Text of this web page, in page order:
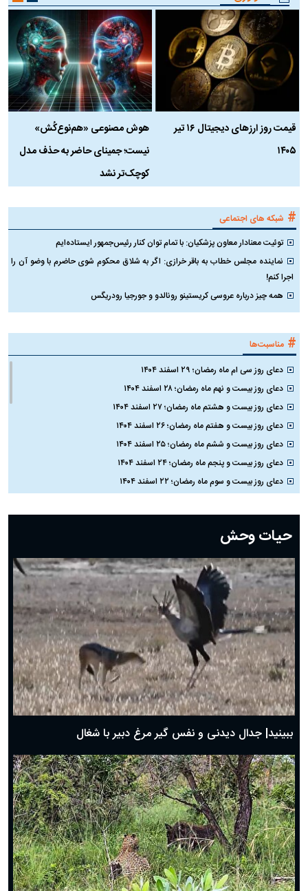
قیمت روز ارز‌های دیجیتال ۱۶ تیر
۱۴۰۵
هوش مصنوعی «هم‌نوع‌کُش»
نیست؛ جمینای حاضر به حذف مدل
کوچک‌تر نشد
# شبکه های اجتماعی
توئیت معنادار معاون پزشکیان: با تمام توان کنار رئیس‌جمهور ایستاده‌ایم
نماینده مجلس خطاب به باقر خرازی: اگر به شلاق محکوم شوی حاضرم با وضو آن را
اجرا کنم!
همه چیز درباره عروسی کریستینو رونالدو و جورجیا رودریگس
# مناسبت‌ها
دعای روز سی ام ماه رمضان؛ ۲۹ اسفند ۱۴۰۴
دعای روز بیست و نهم ماه رمضان؛ ۲۸ اسفند ۱۴۰۴
دعای روز بیست و هشتم ماه رمضان؛ ۲۷ اسفند ۱۴۰۴
دعای روز بیست و هفتم ماه رمضان؛ ۲۶ اسفند ۱۴۰۴
دعای روز بیست و ششم ماه رمضان؛ ۲۵ اسفند ۱۴۰۴
دعای روز بیست و پنجم ماه رمضان؛ ۲۴ اسفند ۱۴۰۴
دعای روز بیست و سوم ماه رمضان؛ ۲۲ اسفند ۱۴۰۴
دعای روز بیستم ماه رمضان؛ ۱۹ اسفند ۱۴۰۴
دعای روز هشتم ماه مبارک رمضان؛ ۷ اسفند ماه ۱۴۰۴
دعای روز هفتم ماه رمضان؛ ۶ اسفند ۱۴۰۴
دعای روز ششم ماه رمضان؛ ۵ اسفند ۱۴۰۴
دعای روز پنجم ماه رمضان؛ ۴ اسفند ۱۴۰۴
دعای روز چهارم ماه مبارک رمضان؛ ۳ اسفند ۱۴۰۴
دعای روز سوم ماه مبارک رمضان؛ ۱۴ اسفند ۱۴۰۴
دعای روز دوم ماه مبارک رمضان ۱ اسفند ماه ۱۴۰۴
دعای روز اول ماه مبارک رمضان، ۳۰ بهمن ۱۴۰۴
حضرت زینب(س) چگونه از دنیا رفت؟
بهترین پیامک تبریک روز پدر ۱۴۰۴؛ جملات زیبا و صمیمانه
حیات وحش
ببینید| جدال دیدنی و نفس گیر مرغ دبیر با شغال